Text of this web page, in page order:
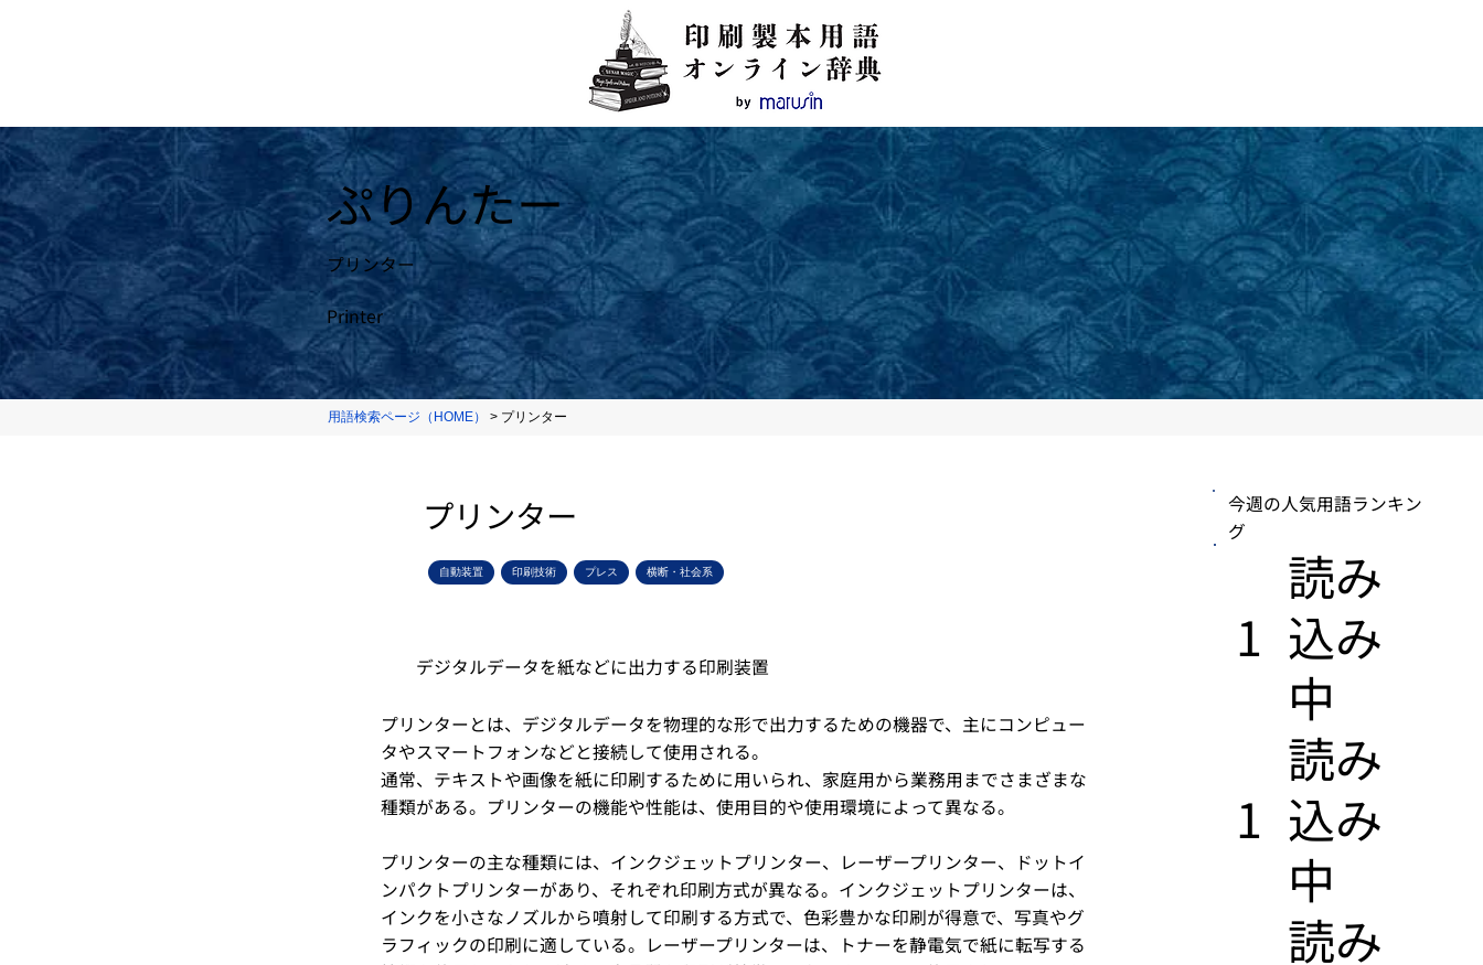
ぷりんたー
プリンター
Printer
用語検索ページ（HOME） > プリンター
プリンター
自動装置 印刷技術 プレス 横断・社会系
デジタルデータを紙などに出力する印刷装置
プリンターとは、デジタルデータを物理的な形で出力するための機器で、主にコンピュー
タやスマートフォンなどと接続して使用される。
通常、テキストや画像を紙に印刷するために用いられ、家庭用から業務用までさまざまな
種類がある。プリンターの機能や性能は、使用目的や使用環境によって異なる。
プリンターの主な種類には、インクジェットプリンター、レーザープリンター、ドットイ
ンパクトプリンターがあり、それぞれ印刷方式が異なる。インクジェットプリンターは、
インクを小さなノズルから噴射して印刷する方式で、色彩豊かな印刷が得意で、写真やグ
ラフィックの印刷に適している。レーザープリンターは、トナーを静電気で紙に転写する
今週の人気用語ランキン
グ
1
​読み
込み
中
1
​読み
込み
中
​読み